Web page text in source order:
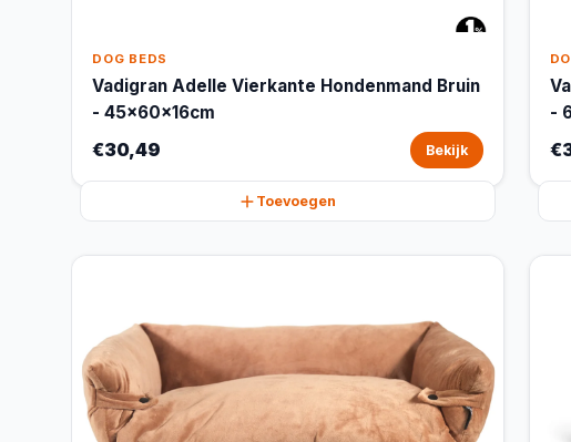
DOG BEDS
Vadigran Adelle Vierkante Hondenmand Bruin
- 45x60x16cm
€30,49 Bekijk
Toevoegen
-